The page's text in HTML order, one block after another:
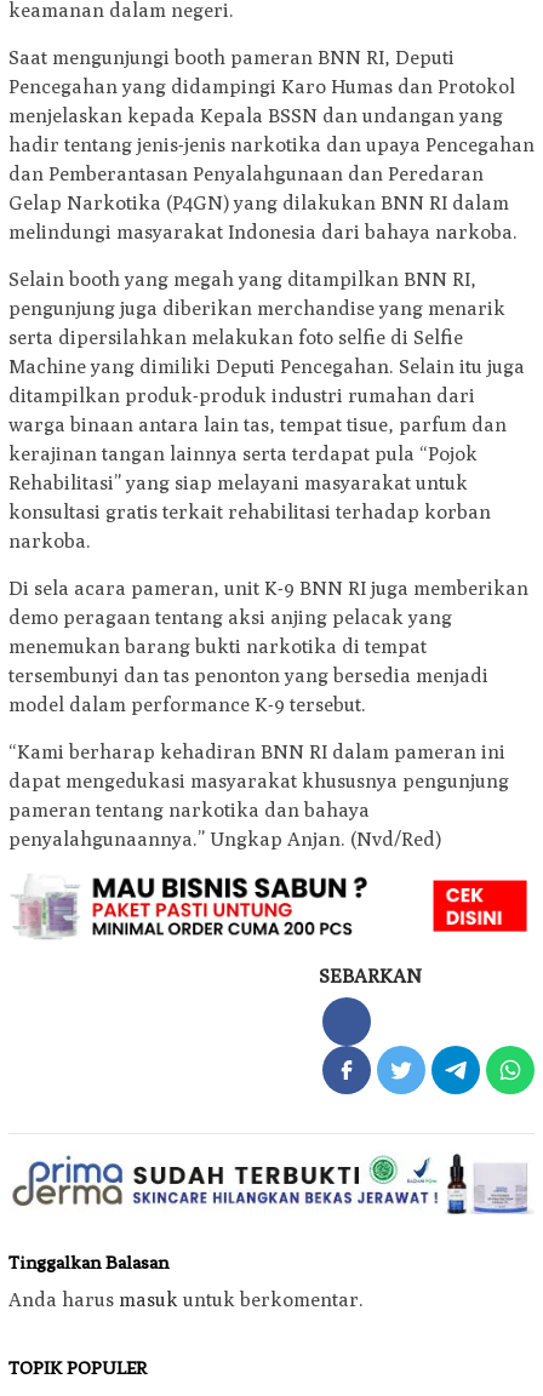
keamanan dalam negeri.
Saat mengunjungi booth pameran BNN RI, Deputi
Pencegahan yang didampingi Karo Humas dan Protokol
menjelaskan kepada Kepala BSSN dan undangan yang
hadir tentang jenis-jenis narkotika dan upaya Pencegahan
dan Pemberantasan Penyalahgunaan dan Peredaran
Gelap Narkotika (P4GN) yang dilakukan BNN RI dalam
melindungi masyarakat Indonesia dari bahaya narkoba.
Selain booth yang megah yang ditampilkan BNN RI,
pengunjung juga diberikan merchandise yang menarik
serta dipersilahkan melakukan foto selfie di Selfie
Machine yang dimiliki Deputi Pencegahan. Selain itu juga
ditampilkan produk-produk industri rumahan dari
warga binaan antara lain tas, tempat tisue, parfum dan
kerajinan tangan lainnya serta terdapat pula “Pojok
Rehabilitasi” yang siap melayani masyarakat untuk
konsultasi gratis terkait rehabilitasi terhadap korban
narkoba.
Di sela acara pameran, unit K-9 BNN RI juga memberikan
demo peragaan tentang aksi anjing pelacak yang
menemukan barang bukti narkotika di tempat
tersembunyi dan tas penonton yang bersedia menjadi
model dalam performance K-9 tersebut.
“Kami berharap kehadiran BNN RI dalam pameran ini
dapat mengedukasi masyarakat khususnya pengunjung
pameran tentang narkotika dan bahaya
penyalahgunaannya.” Ungkap Anjan. (Nvd/Red)
SEBARKAN
Tinggalkan Balasan
Anda harus masuk untuk berkomentar.
TOPIK POPULER